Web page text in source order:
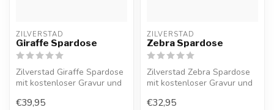
ZILVERSTAD
Giraffe Spardose
Zilverstad Giraffe Spardose
mit kostenloser Gravur und
bei...
€39,95
ZILVERSTAD
Zebra Spardose
Zilverstad Zebra Spardose
mit kostenloser Gravur und
J...
€32,95